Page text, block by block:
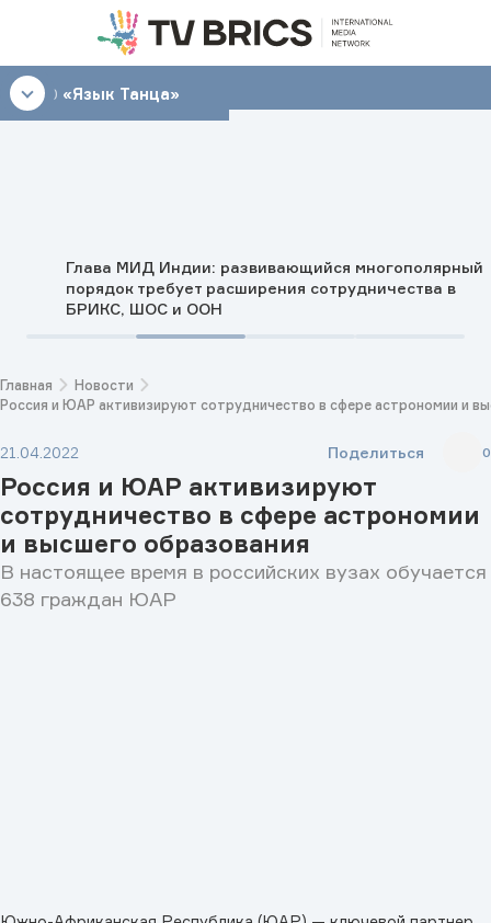
08:30 «Язык Танца»
Глава МИД Индии: развивающийся многополярный
порядок требует расширения сотрудничества в
БРИКС, ШОС и ООН
Главная
Новости
Россия и ЮАР активизируют сотрудничество в сфере астрономии и
21.04.2022 Поделиться 0
Россия и ЮАР активизируют
сотрудничество в сфере астрономии
и высшего образования
В настоящее время в российских вузах обучается
638 граждан ЮАР